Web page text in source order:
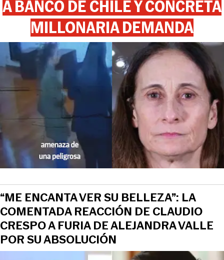
A BANCO DE CHILE Y CONCRETA
MILLONARIA DEMANDA
“ME ENCANTA VER SU BELLEZA”: LA
COMENTADA REACCIÓN DE CLAUDIO
CRESPO A FURIA DE ALEJANDRA VALLE
POR SU ABSOLUCIÓN